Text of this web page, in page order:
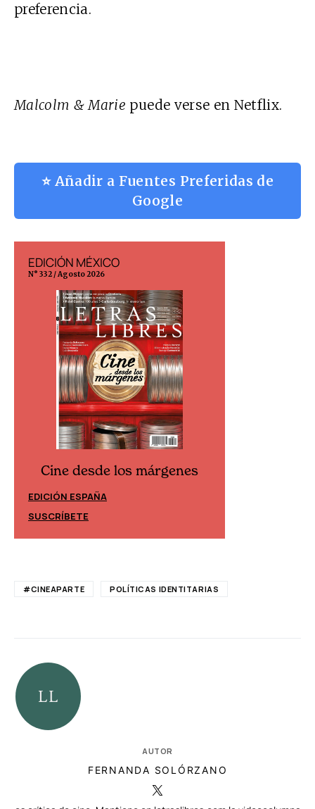
preferencia.
Malcolm & Marie puede verse en Netflix.
⭐ Añadir a Fuentes Preferidas de
Google
EDICIÓN MÉXICO
N° 332 / Agosto 2026
Cine desde los márgenes
EDICIÓN ESPAÑA
SUSCRÍBETE
#CINEAPARTE POLÍTICAS IDENTITARIAS
AUTOR
FERNANDA SOLÓRZANO